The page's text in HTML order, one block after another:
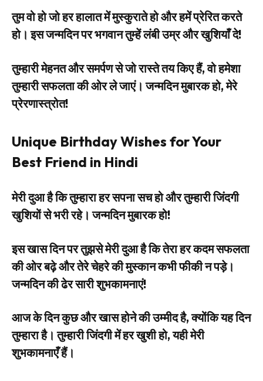
तुम वो हो जो हर हालात में मुस्कुराते हो और हमें प्रेरित करते
हो। इस जन्मदिन पर भगवान तुम्हें लंबी उम्र और खुशियाँ दे!
तुम्हारी मेहनत और समर्पण से जो रास्ते तय किए हैं, वो हमेशा
तुम्हारी सफलता की ओर ले जाएं। जन्मदिन मुबारक हो, मेरे
प्रेरणास्त्रोत!
Unique Birthday Wishes for Your
Best Friend in Hindi
मेरी दुआ है कि तुम्हारा हर सपना सच हो और तुम्हारी जिंदगी
खुशियों से भरी रहे। जन्मदिन मुबारक हो!
इस खास दिन पर तुझसे मेरी दुआ है कि तेरा हर कदम सफलता
की ओर बढ़े और तेरे चेहरे की मुस्कान कभी फीकी न पड़े।
जन्मदिन की ढेर सारी शुभकामनाएं!
आज के दिन कुछ और खास होने की उम्मीद है, क्योंकि यह दिन
तुम्हारा है। तुम्हारी जिंदगी में हर खुशी हो, यही मेरी
शुभकामनाएँ हैं।